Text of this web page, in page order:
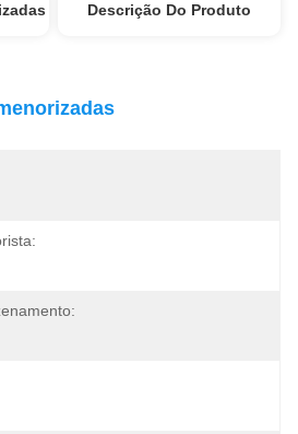
Descrição Do Produto